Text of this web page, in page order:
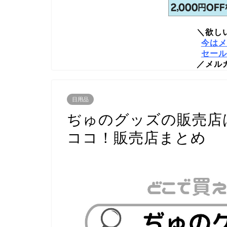
＼欲し
今は
セー
／メル
日用品
ぢゅのグッズの販売
ココ！販売店まとめ